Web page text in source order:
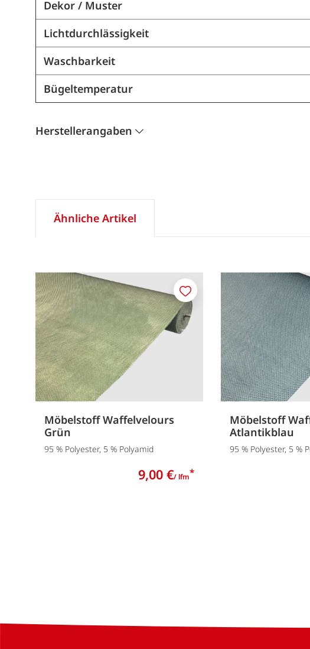
Dekor / Muster
Lichtdurchlässigkeit
Waschbarkeit
Bügeltemperatur
Herstellerangaben
Ähnliche Artikel
Möbelstoff Waffelvelours
Grün
95 % Polyester, 5 % Polyamid
9,00 €/ lfm*
Merken
Möbelstoff
Atlantikblau
95 % Polyester, 5 %